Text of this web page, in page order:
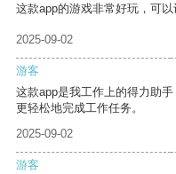
这款app的游戏非常好玩，可以
2025-09-02
游客
这款app是我工作上的得力助
更轻松地完成工作任务。
2025-09-02
游客